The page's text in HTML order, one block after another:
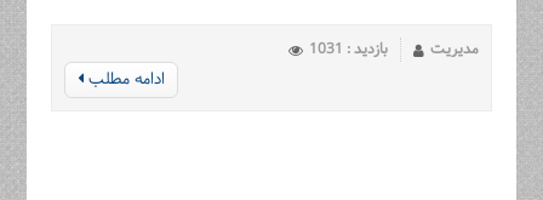
مدیریت بازدید : 1031
ادامه مطلب